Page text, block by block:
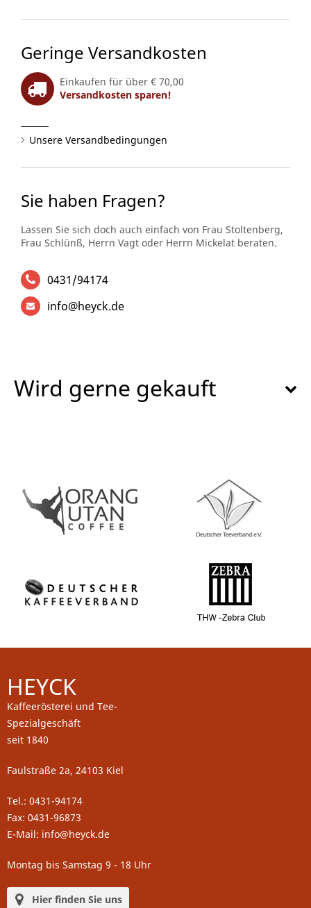
Geringe Versandkosten
Einkaufen für über € 70,00
Versandkosten sparen!
Unsere Versandbedingungen
Sie haben Fragen?
Lassen Sie sich doch auch einfach von Frau Stoltenberg,
Frau Schlünß, Herrn Vagt oder Herrn Mickelat beraten.
0431/94174
info@heyck.de
Wird gerne gekauft
HEYCK
Kaffeerösterei und Tee-
Spezialgeschäft
seit 1840
Faulstraße 2a, 24103 Kiel
Tel.: 0431-94174
Fax: 0431-96873
E-Mail: info@heyck.de
Montag bis Samstag 9 - 18 Uhr
Hier finden Sie uns